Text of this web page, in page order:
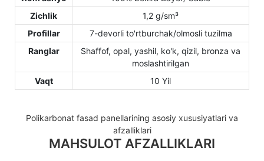
Zichlik
1,2 g/sm³
Profillar
7-devorli to'rtburchak/olmosli tuzilma
Ranglar
Shaffof, opal, yashil, ko'k, qizil, bronza va
moslashtirilgan
Vaqt
10 Yil
Polikarbonat fasad panellarining asosiy xususiyatlari va
afzalliklari
MAHSULOT AFZALLIKLARI